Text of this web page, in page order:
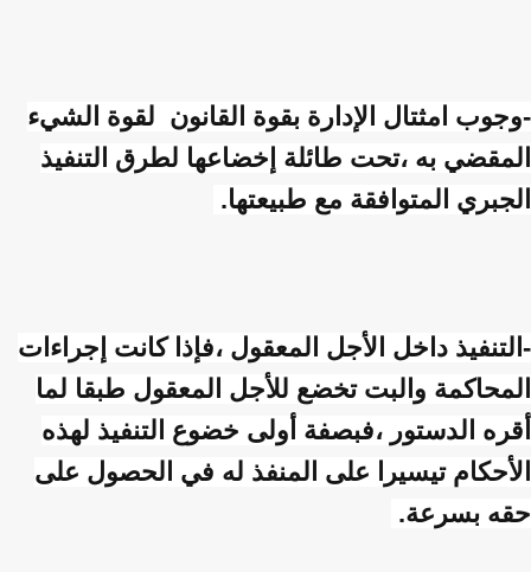
-وجوب امثتال الإدارة بقوة القانون لقوة الشيء
المقضي به ،تحت طائلة إخضاعها لطرق التنفيذ
الجبري المتوافقة مع طبيعتها.
-التنفيذ داخل الأجل المعقول ،فإذا كانت إجراءات
المحاكمة والبت تخضع للأجل المعقول طبقا لما
أقره الدستور ،فبصفة أولى خضوع التنفيذ لهذه
الأحكام تيسيرا على المنفذ له في الحصول على
حقه بسرعة.